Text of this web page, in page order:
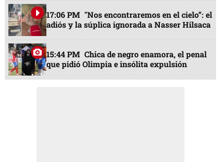
17:06 PM "Nos encontraremos en el cielo”: el
adiós y la súplica ignorada a Nasser Hilsaca
15:44 PM Chica de negro enamora, el penal
que pidió Olimpia e insólita expulsión